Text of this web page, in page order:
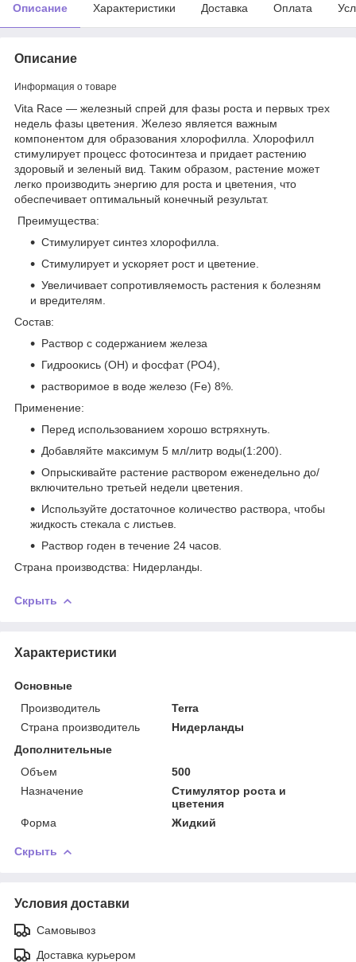
Описание Характеристики Доставка Оплата
Описание
Информация о товаре
Vita Race — железный спрей для фазы роста и первых трех
недель фазы цветения. Железо является важным
компонентом для образования хлорофилла. Хлорофилл
стимулирует процесс фотосинтеза и придает растению
здоровый и зеленый вид. Таким образом, растение может
легко производить энергию для роста и цветения, что
обеспечивает оптимальный конечный результат.
Преимущества:
Стимулирует синтез хлорофилла.
Стимулирует и ускоряет рост и цветение.
Увеличивает сопротивляемость растения к болезням
и вредителям.
Состав:
Раствор с содержанием железа
Гидроокись (OH) и фосфат (PO4),
растворимое в воде железо (Fe) 8%.
Применение:
Перед использованием хорошо встряхнуть.
Добавляйте максимум 5 мл/литр воды(1:200).
Опрыскивайте растение раствором еженедельно до/
включительно третьей недели цветения.
Используйте достаточное количество раствора, чтобы
жидкость стекала с листьев.
Раствор годен в течение 24 часов.
Страна производства: Нидерланды.
Скрыть
Характеристики
Основные
Производитель
Terra
Страна производитель
Нидерланды
Дополнительные
Объем
500
Назначение
Стимулятор роста и
цветения
Форма
Жидкий
Скрыть
Условия доставки
Самовывоз
Доставка курьером